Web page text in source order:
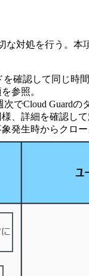
対処を行う。
確認して同じ
参照。
でCloud Guard
、詳細を確認して
発生時からクロ